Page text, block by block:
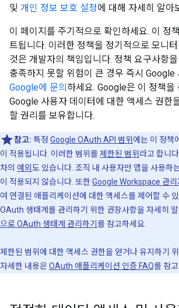
및 개인 정보 보호 설정에 대해 자세히 알아
이 페이지를 주기적으로 확인하세요. 이 정
트됩니다. 이러한 정책을 정기적으로 모니
것은 개발자의 책임입니다. 정책 요구사항
충족하지 못할 위험이 큰 경우 즉시 Google
Google에 문의 하세요. Google은 이 정책을
Google 사용자 데이터에 대한 액세스 권한
할 권리를 보유합니다.
참고: 특정 Google OAuth API 범위 에는 이 정책
이 적용됩니다. 이러한 범위를 제한된 범위 라고 합니
차의 예외 도 있습니다. 조직 내 사용자만 앱을 사용하
이 적용되지 않습니다. 또한 Google Workspace 관리
여 연결된 애플리케이션에 대한 액세스를 제어할 수
OAuth 생태계를 관리하기 위한 권장사항을 자세히
으로 OAuth 생태계 관리하기 를 참고하세요.
제한된 범위에 대한 액세스 권한을 얻거나 유지하기
자세한 내용은OAuth 애플리케이션 인증 FAQ를 참